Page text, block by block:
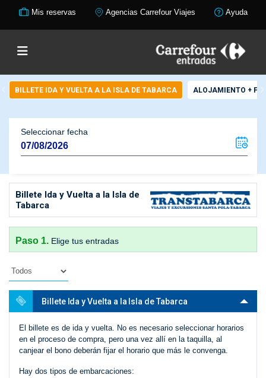
Mis reservas Agencias Carrefour Viajes Ayuda
BILLETE IDA Y VUELTA A LA ISLA DE TABARCA ALOJAMIENTO +
Seleccionar fecha
Billete Ida y Vuelta a la Isla de
Tabarca
Paso 1. Elige tus entradas
Billete Ida y Vuelta a la Isla de Tabarca
El billete es de ida y vuelta. No es necesario seleccionar horarios
en el proceso de compra, pero una vez allí en la taquilla, al
canjear el bono deberán fijar el horario que más le convenga.
Hay dos tipos de embarcaciones: